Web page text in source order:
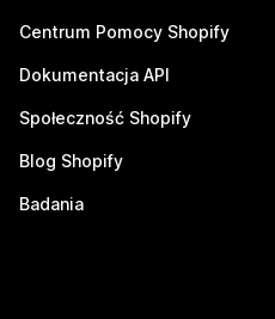
Centrum Pomocy Shopify
Dokumentacja API
Społeczność Shopify
Blog Shopify
Badania